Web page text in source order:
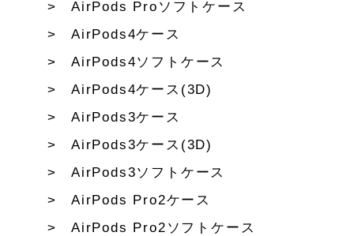
AirPods Proソフトケース
AirPods4ケース
AirPods4ソフトケース
AirPods4ケース(3D)
AirPods3ケース
AirPods3ケース(3D)
AirPods3ソフトケース
AirPods Pro2ケース
AirPods Pro2ソフトケース